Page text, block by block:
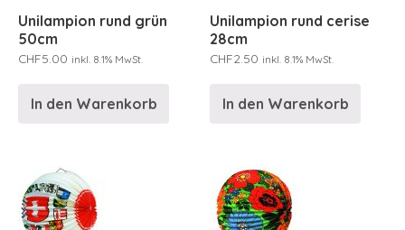
Unilampion rund grün
50cm
CHF5.00 inkl. 8.1% MwSt.
In den Warenkorb
Unilampion rund cerise
28cm
CHF2.50 inkl. 8.1% MwSt.
In den Warenkorb